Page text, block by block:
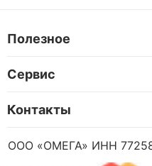
Полезное
Сервис
Контакты
ООО «ОМЕГА» ИНН